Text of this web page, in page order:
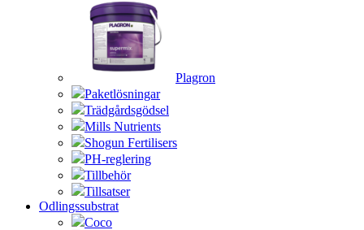
Plagron
Paketlösningar
Trädgårdsgödsel
Mills Nutrients
Shogun Fertilisers
PH-reglering
Tillbehör
Tillsatser
Odlingssubstrat
Coco